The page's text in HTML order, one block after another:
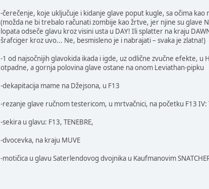
-čerečenje, koje uključuje i kidanje glave poput kugle, sa očima kao
(možda ne bi trebalo računati zombije kao žrtve, jer njine su glave
lopata odseče glavu kroz visini usta u DAY! Ili splatter na kraju
šrafciger kroz uvo... Ne, besmisleno je i nabrajati – svaka je zlatna!)
-1 od najsočnijih glavokida ikada i igde, uz odlične zvučne efekte,
otpadne, a gornja polovina glave ostane na onom Leviathan-pipku
-dekapitacija mame na Džejsona, u F13
-rezanje glave ručnom testericom, u mrtvačnici, na početku F13 IV:
-sekira u glavu: F13, TENEBRE,
-dvocevka, na kraju MUVE
-motičica u glavu Saterlendovog dvojnika u Kaufmanovim